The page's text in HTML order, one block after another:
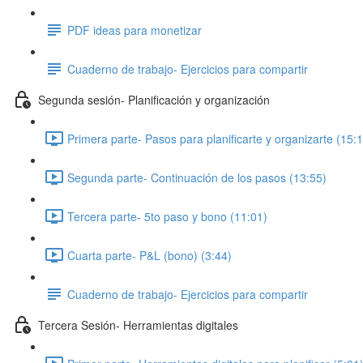
PDF ideas para monetizar
Cuaderno de trabajo- Ejercicios para compartir
Segunda sesión- Planificación y organización
Primera parte- Pasos para planificarte y organizarte
Segunda parte- Continuación de los pasos (13:55)
Tercera parte- 5to paso y bono (11:01)
Cuarta parte- P&L (bono) (3:44)
Cuaderno de trabajo- Ejercicios para compartir
Tercera Sesión- Herramientas digitales